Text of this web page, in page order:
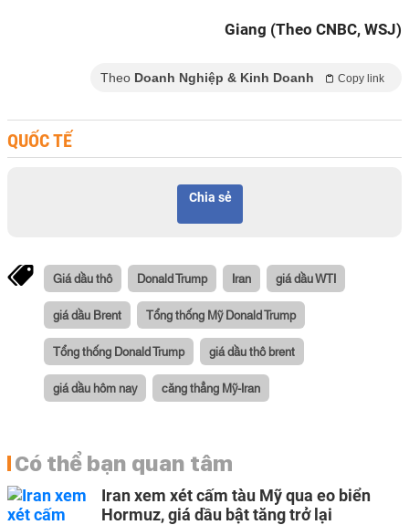
Giang (Theo CNBC, WSJ)
Theo Doanh Nghiệp & Kinh Doanh Copy link
QUỐC TẾ
Chia sẻ
Giá dầu thô Donald Trump Iran giá dầu WTI
giá dầu Brent Tổng thống Mỹ Donald Trump
Tổng thống Donald Trump giá dầu thô brent
giá dầu hôm nay căng thẳng Mỹ-Iran
Có thể bạn quan tâm
Iran xem xét cấm tàu Mỹ qua eo biển
Hormuz, giá dầu bật tăng trở lại